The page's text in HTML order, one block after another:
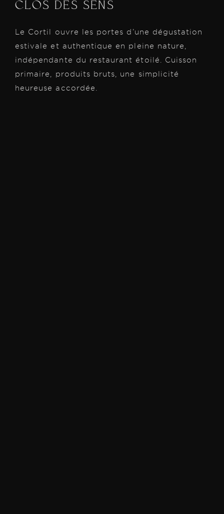
CLOS DES SENS
Le Cortil ouvre les portes d’une dégustation
estivale et authentique en pleine nature,
indépendante du restaurant étoilé.
Cuisson
primaire,
produits bruts, une simplicité
heureuse accordée.